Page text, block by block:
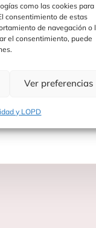
como las cookies para
consentimiento de estas
de navegación o
el consentimiento, puede
Ver preferencias
y LOPD